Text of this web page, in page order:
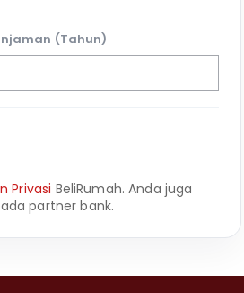
(Tahun)
Privasi BeliRumah. Anda juga
partner bank.